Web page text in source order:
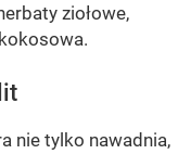
ziołowe,
nie tylko nawadnia,